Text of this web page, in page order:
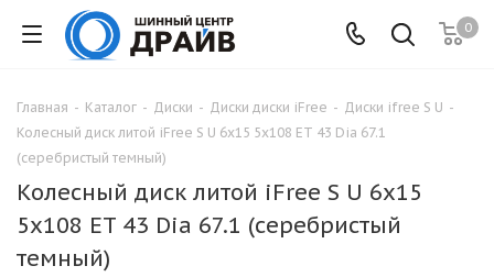
0
Главная - Каталог - Диски - Диски диски iFree - Диски ifree S U -
Колесный диск литой iFree S U 6x15 5x108 ET 43 Dia 67.1
(серебристый темный)
Колесный диск литой iFree S U 6x15
5x108 ET 43 Dia 67.1 (серебристый
темный)